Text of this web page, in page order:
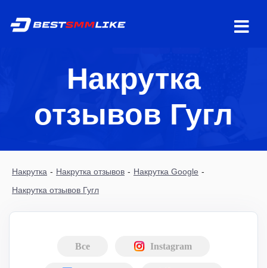
Накрутка
отзывов Гугл
Накрутка - Накрутка отзывов - Накрутка Google -
Накрутка отзывов Гугл
Все Instagram